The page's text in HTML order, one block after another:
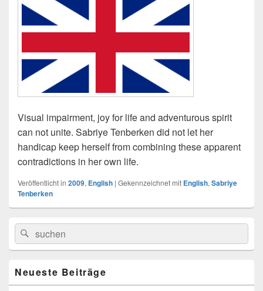
Visual impairment, joy for life and adventurous spirit
can not unite. Sabriye Tenberken did not let her
handicap keep herself from combining these apparent
contradictions in her own life.
Veröffentlicht in 2009, English | Gekennzeichnet mit English, Sabriye
Tenberken
Primärer
Seitenleisten
Widget-
Bereich
Search
for:
Suche
Neueste Beiträge